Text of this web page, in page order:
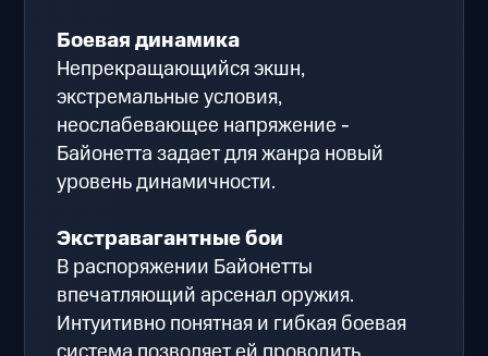
Боевая динамика
Непрекращающийся экшн,
экстремальные условия,
неослабевающее напряжение -
Байонетта задает для жанра новый
уровень динамичности.
Экстравагантные бои
В распоряжении Байонетты
впечатляющий арсенал оружия.
Интуитивно понятная и гибкая боевая